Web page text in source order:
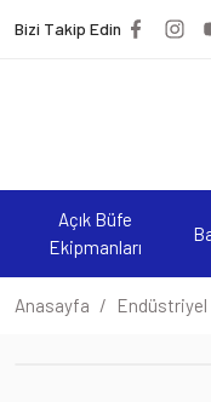
Bizi Takip Edin
Açık Büfe
Ekipmanları
Anasayfa